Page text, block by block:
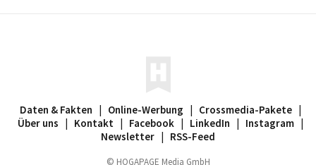
Daten & Fakten | Online-Werbung | Crossmedia-Pakete |
Über uns | Kontakt | Facebook | LinkedIn | Instagram |
Newsletter | RSS-Feed
© HOGAPAGE Media GmbH